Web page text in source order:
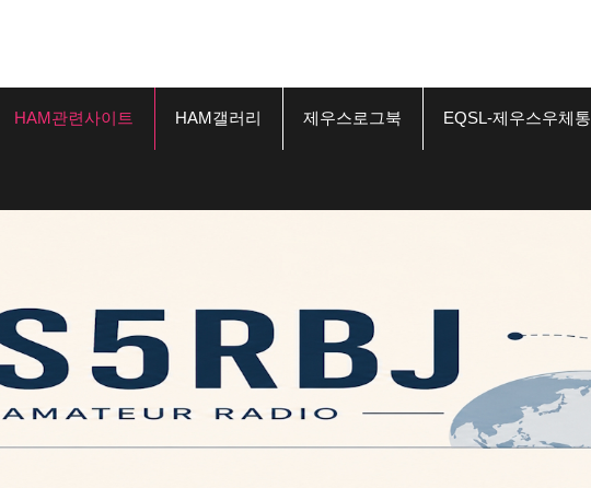
HAM관련사이트 HAM갤러리 제우스로그북 EQSL-제우스우체통